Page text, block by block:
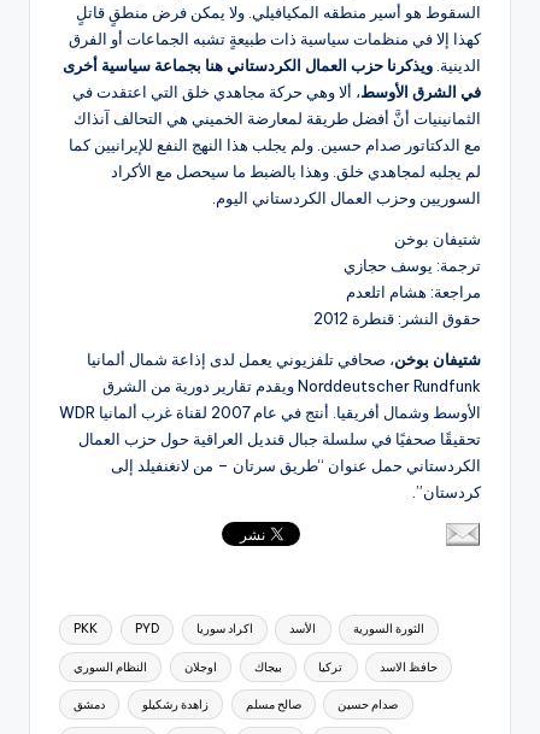
السقوط هو أسير منطقه المكيافيلي. ولا يمكن فرض منطقٍ قاتلٍ
كهذا إلا في منظمات سياسية ذات طبيعةٍ تشبه الجماعات أو الفرق
الدينية. ويذكرنا حزب العمال الكردستاني هنا بجماعة سياسية أخرى
في الشرق الأوسط، ألا وهي حركة مجاهدي خلق التي اعتقدت في
الثمانينيات أنَّ أفضل طريقة لمعارضة الخميني هي التحالف آنذاك
مع الدكتاتور صدام حسين. ولم يجلب هذا النهج النفع للإيرانيين كما
لم يجلبه لمجاهدي خلق. وهذا بالضبط ما سيحصل مع الأكراد
السوريين وحزب العمال الكردستاني اليوم.
شتيفان بوخن
ترجمة: يوسف حجازي
مراجعة: هشام اتلعدم
حقوق النشر: قنطرة 2012
شتيفان بوخن، صحافي تلفزيوني يعمل لدى إذاعة شمال ألمانيا
Norddeutscher Rundfunk ويقدم تقارير دورية من الشرق
الأوسط وشمال أفريقيا. أنتج في عام 2007 لقناة غرب ألمانيا WDR
تحقيقًا صحفيًا في سلسلة جبال قنديل العراقية حول حزب العمال
الكردستاني حمل عنوان “طريق سرتان – من لانغنفيلد إلى
كردستان”.
العلامات: PKK PYD اكراد سوريا الأسد الثورة السورية
النظام السوري اوجلان بيجاك تركيا حافظ الاسد
دمشق زاهدة رشكيلو صالح مسلم صدام حسين